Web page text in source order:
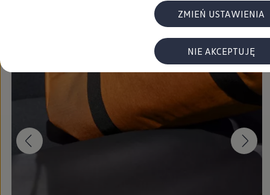
ID. Sound – poznaj wyjątkowy dźwięk
Strategia Way to Zero
Pozyskiwanie surowców przez recykling
BlueMotion Technologies
WLTP – zużycie paliwa i emisja CO₂
Recykling baterii i akumulatorów
Oprogramowanie i łączność
ID. Software 6
ID. Software i aktualizacje
Interfejs do Twojego ID.
Zakup, finansowanie i ubezpieczenia
NIE AKCEPTUJĘ
ZMIEŃ USTAWIENIA